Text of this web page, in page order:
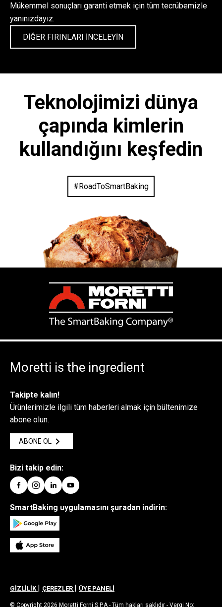
Mükemmel sonuçları garanti etmek için tüm tecrübemizle
yanınızdayız.
DİĞER FIRINLARI İNCELEYİN
Teknolojimizi dünya
çapında kimlerin
kullandığını keşfedin
#RoadToSmartBaking
Moretti is the ingredient
Takipte kalın!
Ürünlerimizle ilgili tüm haberleri almak için bültenimize
abone olun.
ABONE OL
Bizi takip edin:
SmartBaking uygulamasını şuradan indirin:
GİZLİLİK | ÇEREZLER | ÜYE PANELİ
© Copyright 2026 Moretti Forni S.P.A - Tüm hakları saklıdır - Vergi No: